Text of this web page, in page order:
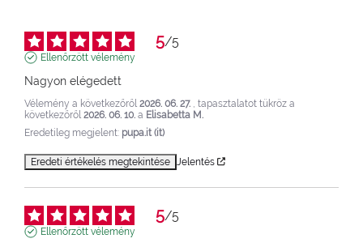
5/5
Ellenőrzött vélemény
Nagyon elégedett
Vélemény a következőről 2026. 06. 27.
, tapasztalatot tükröz a
következőről 2026. 06. 10. a Elisabetta M.
Eredetileg megjelent: pupa.it (it)
Eredeti értékelés megtekintése Jelentés
5/5
Ellenőrzött vélemény